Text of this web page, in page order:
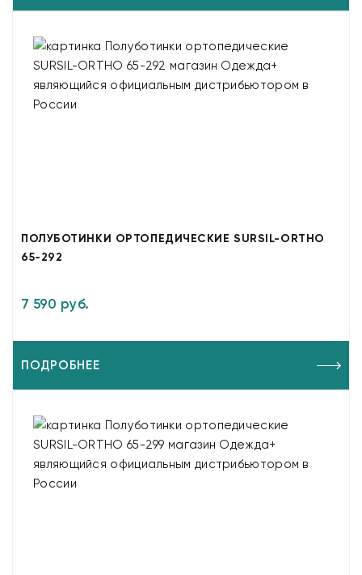
ПОЛУБОТИНКИ ОРТОПЕДИЧЕСКИЕ SURSIL-ORTHO
65-292
7 590 руб.
ПОДРОБНЕЕ